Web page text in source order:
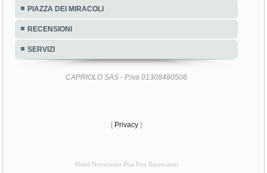
PIAZZA DEI MIRACOLI
RECENSIONI
SERVIZI
CAPRIOLO SAS - P.iva 01308480506
[ Privacy ]
Hotel Novecento Pisa Pisa Recensioni